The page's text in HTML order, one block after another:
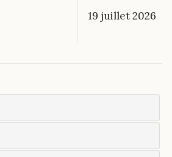
19 juillet 2026